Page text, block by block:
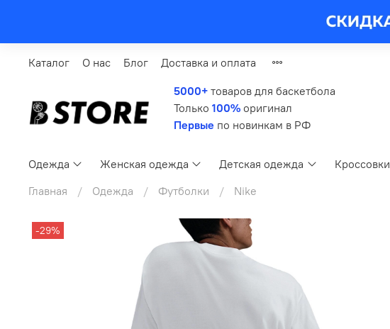
Каталог О нас Блог Доставка и оплата
5000+ товаров для баскетбола
Только 100% оригинал
Первые по новинкам в РФ
Одежда Женская одежда Детская одежда Кроссовки
Главная
Одежда Футболки Nike
-29%